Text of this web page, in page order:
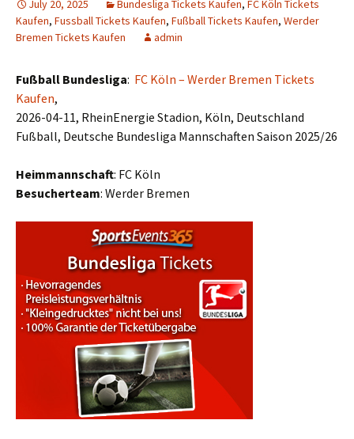
July 20, 2025 Bundesliga Tickets Kaufen, FC Köln Tickets
Kaufen, Fussball Tickets Kaufen, Fußball Tickets Kaufen, Werder
Bremen Tickets Kaufen
admin
Fußball Bundesliga: FC Köln – Werder Bremen Tickets
Kaufen,
2026-04-11, RheinEnergie Stadion, Köln, Deutschland
Fußball, Deutsche Bundesliga Mannschaften Saison 2025/26
Heimmannschaft: FC Köln
Besucherteam: Werder Bremen